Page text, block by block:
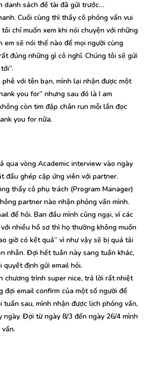
danh sách đề tài đã gửi trước…
Cuối cùng thì thầy cô phỏng vấn vui
chỉ muốn xem khi nói chuyện với những
em sẽ nói thế nào để mọi người cùng
đúng những gì cô nghĩ. Chúng tôi sẽ gửi
với tên bạn, mình lại nhận được một
you for” nhưng sau đó là I am
còn tim đập chân run mỗi lần đọc
you for nữa.
qua vòng Academic interview vào ngày
đầu ghép cặp ứng viên với partner.
thấy cô phụ trách (Program Manager)
partner nào nhận phỏng vấn mình.
để hỏi. Ban đầu mình cũng ngại, vì các
nhiều hồ sơ thì họ thường không muốn
giờ có kết quả” vì như vậy sẽ bị quá tải
nhẫn. Đợi hết tuần này sang tuần khác,
quyết định gửi email hỏi.
chương trình super nice, trả lời rất nhiệt
đợi email confirm của một số người để
tuần sau, mình nhận được lịch phỏng vấn,
ngày. Đợi từ ngày 8/3 đến ngày 26/4 mình